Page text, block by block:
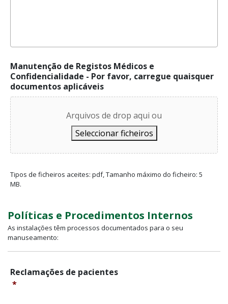
Manutenção de Registos Médicos e
Confidencialidade - Por favor, carregue quaisquer
documentos aplicáveis
Arquivos de drop aqui ou
Seleccionar ficheiros
Tipos de ficheiros aceites: pdf, Tamanho máximo do ficheiro: 5
MB.
Políticas e Procedimentos Internos
As instalações têm processos documentados para o seu
manuseamento:
Reclamações
de
Reclamações de pacientes
*